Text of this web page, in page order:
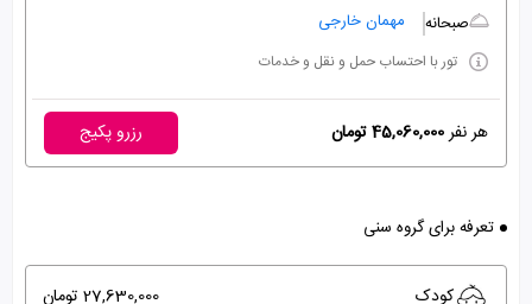
صبحانه
مهمان خارجی
تور با احتساب حمل و نقل و خدمات
هر نفر45,060,000 تومان رزرو پکیج
تعرفه برای گروه سنی
کودک 27,630,000 تومان